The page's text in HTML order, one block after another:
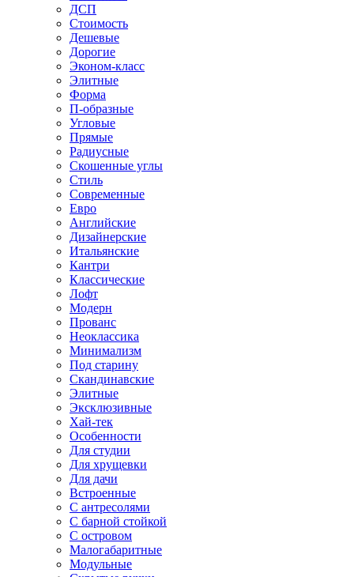
ДСП
Стоимость
Дешевые
Дорогие
Эконом-класс
Элитные
Форма
П-образные
Угловые
Прямые
Радиусные
Скошенные углы
Стиль
Современные
Евро
Английские
Дизайнерские
Итальянские
Кантри
Классические
Лофт
Модерн
Прованс
Неоклассика
Минимализм
Под старину
Скандинавские
Элитные
Эксклюзивные
Хай-тек
Особенности
Для студии
Для хрущевки
Для дачи
Встроенные
С антресолями
С барной стойкой
С островом
Малогабаритные
Модульные